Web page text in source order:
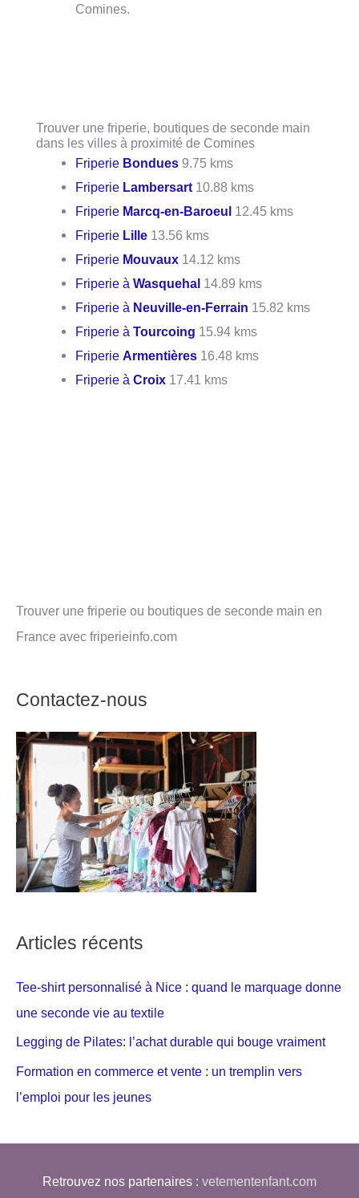
Comines.
Trouver une friperie, boutiques de seconde main
dans les villes à proximité de Comines
Friperie Bondues 9.75 kms
Friperie Lambersart 10.88 kms
Friperie Marcq-en-Baroeul 12.45 kms
Friperie Lille 13.56 kms
Friperie Mouvaux 14.12 kms
Friperie àWasquehal 14.89 kms
Friperie à Neuville-en-Ferrain 15.82 kms
Friperie àTourcoing 15.94 kms
FriperieArmentières 16.48 kms
Friperie àCroix 17.41 kms
Trouver une friperie ou boutiques de seconde main en
France avec friperieinfo.com
Contactez-nous
Articles récents
Tee-shirt personnalisé à Nice : quand le marquage donne
une seconde vie au textile
Legging de Pilates: l’achat durable qui bouge vraiment
Formation en commerce et vente : un tremplin vers
l’emploi pour les jeunes
Retrouvez nos partenaires : vetementenfant.com